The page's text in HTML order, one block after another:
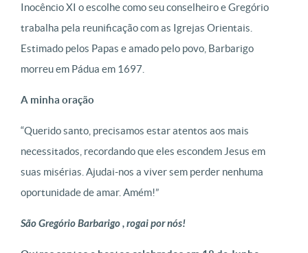
Inocêncio XI o escolhe como seu conselheiro e Gregório
trabalha pela reunificação com as Igrejas Orientais.
Estimado pelos Papas e amado pelo povo, Barbarigo
morreu em Pádua em 1697.
A minha oração
“Querido santo, precisamos estar atentos aos mais
necessitados, recordando que eles escondem Jesus em
suas misérias. Ajudai-nos a viver sem perder nenhuma
oportunidade de amar. Amém!”
São Gregório Barbarigo , rogai por nós!